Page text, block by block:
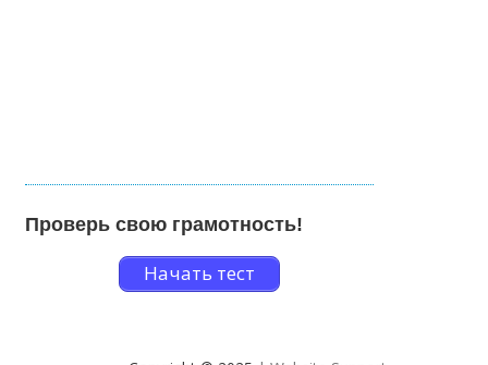
Проверь свою грамотность!
Начать тест